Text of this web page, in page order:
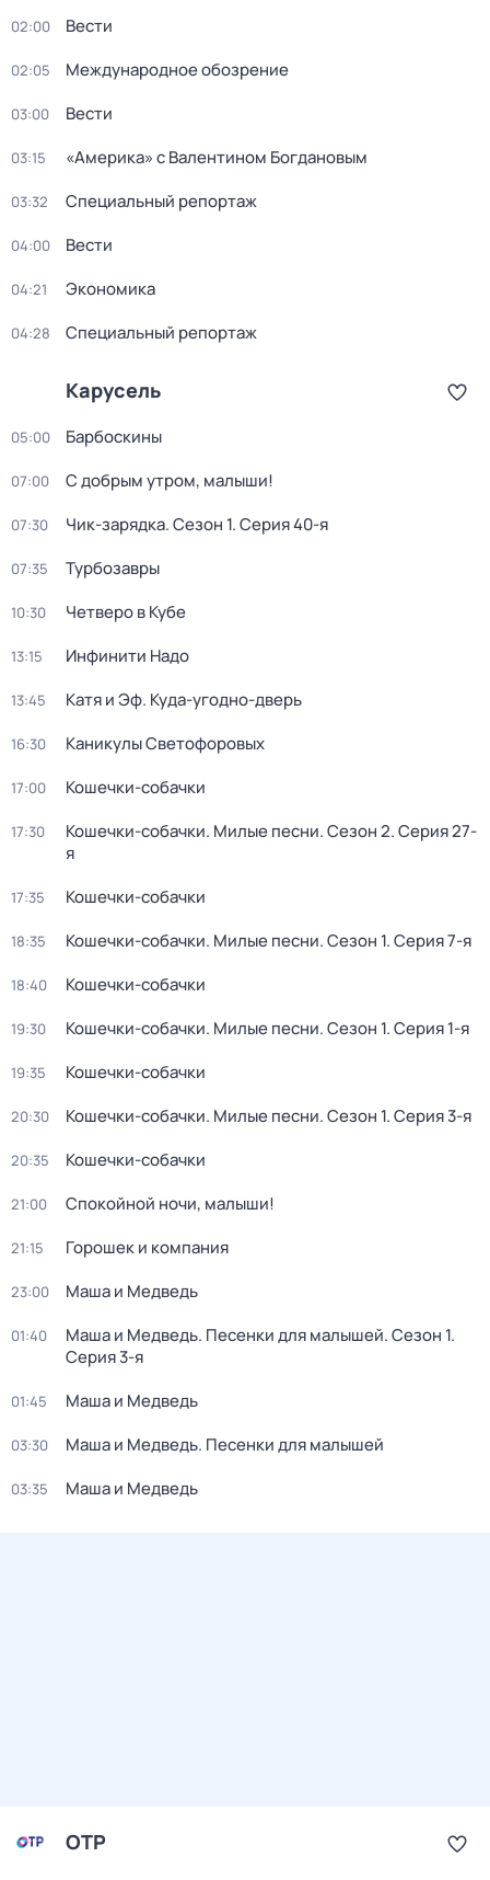
02:00 Вести
02:05 Международное обозрение
03:00 Вести
03:15 «Америка» с Валентином Богдановым
03:32 Специальный репортаж
04:00 Вести
04:21 Экономика
04:28 Специальный репортаж
Карусель
05:00 Барбоскины
07:00 С добрым утром, малыши!
07:30 Чик-зарядка. Сезон 1. Серия 40-я
07:35 Турбозавры
10:30 Четверо в Кубе
13:15 Инфинити Надо
13:45 Катя и Эф. Куда-угодно-дверь
16:30 Каникулы Светофоровых
17:00 Кошечки-собачки
17:30 Кошечки-собачки. Милые песни. Сезон 2. Серия 27-
я
17:35 Кошечки-собачки
18:35 Кошечки-собачки. Милые песни. Сезон 1. Серия 7-я
18:40 Кошечки-собачки
19:30 Кошечки-собачки. Милые песни. Сезон 1. Серия 1-я
19:35 Кошечки-собачки
20:30 Кошечки-собачки. Милые песни. Сезон 1. Серия 3-я
20:35 Кошечки-собачки
21:00 Спокойной ночи, малыши!
21:15 Горошек и компания
23:00 Маша и Медведь
01:40 Маша и Медведь. Песенки для малышей. Сезон 1.
Серия 3-я
01:45 Маша и Медведь
03:30 Маша и Медведь. Песенки для малышей
03:35 Маша и Медведь
ОТР